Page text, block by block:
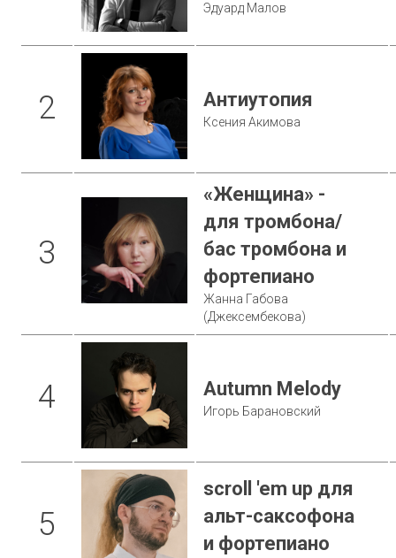
Эдуард Малов
2 Антиутопия
Ксения Акимова
3
«Женщина» -
для тромбона/
бас тромбона и
фортепиано
Жанна Габова
(Джексембекова)
4 Autumn Melody
Игорь Барановский
5
scroll 'em up для
альт-саксофона
и фортепиано